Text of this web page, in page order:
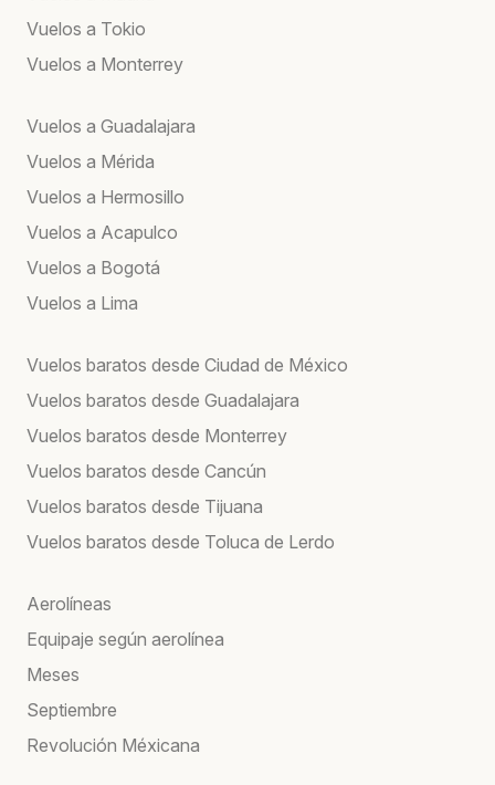
Vuelos a Tokio
Vuelos a Monterrey
Vuelos a Guadalajara
Vuelos a Mérida
Vuelos a Hermosillo
Vuelos a Acapulco
Vuelos a Bogotá
Vuelos a Lima
Vuelos baratos desde Ciudad de México
Vuelos baratos desde Guadalajara
Vuelos baratos desde Monterrey
Vuelos baratos desde Cancún
Vuelos baratos desde Tijuana
Vuelos baratos desde Toluca de Lerdo
Aerolíneas
Equipaje según aerolínea
Meses
Septiembre
Revolución Méxicana